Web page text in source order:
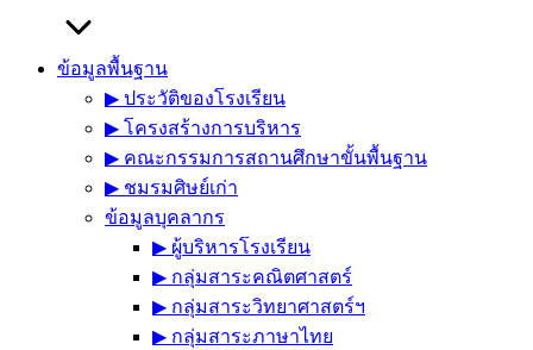
ข้อมูลพื้นฐาน
▶︎ ประวัติของโรงเรียน
▶︎ โครงสร้างการบริหาร
▶︎ คณะกรรมการสถานศึกษาขั้นพื้นฐาน
▶︎ ชมรมศิษย์เก่า
ข้อมูลบุคลากร
▶︎ ผู้บริหารโรงเรียน
▶︎ กลุ่มสาระคณิตศาสตร์
▶︎ กลุ่มสาระวิทยาศาสตร์ฯ
▶︎ กลุ่มสาระภาษาไทย